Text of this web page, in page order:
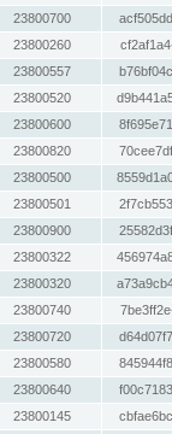
23800700
23800260
23800557
23800520
23800600
23800820
23800500
23800501
23800900
23800322
23800320
23800740
23800720
23800580
23800640
23800145